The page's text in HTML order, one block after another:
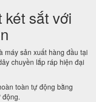
sắt với
máy sản xuất hàng đầu tại
chuyền lắp ráp hiện đại
toàn tự động bằng
động.